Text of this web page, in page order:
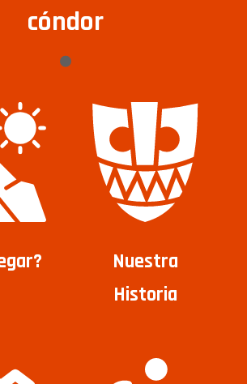
cóndor
Nuestra
Historia